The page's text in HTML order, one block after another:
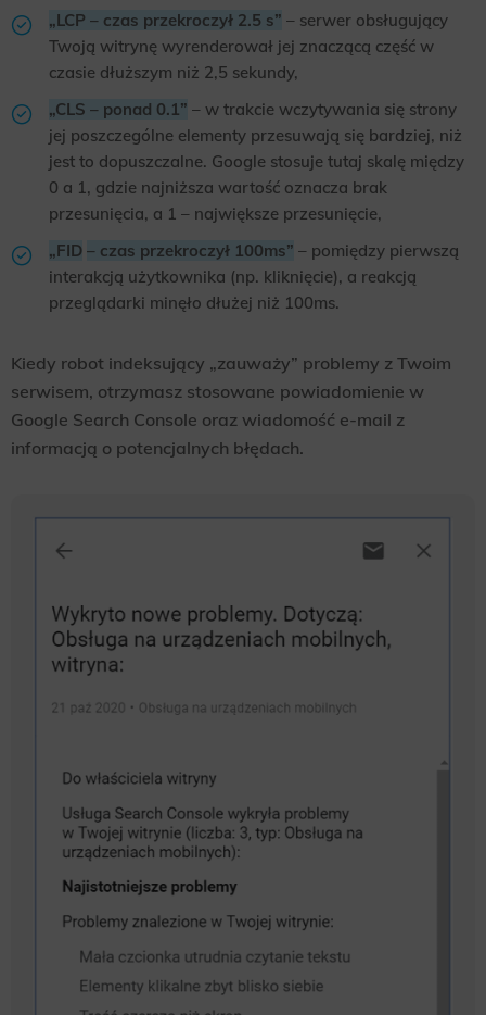
„LCP – czas przekroczył 2.5 s” – serwer obsługujący
Twoją witrynę wyrenderował jej znaczącą część w
czasie dłuższym niż 2,5 sekundy,
„CLS – ponad 0.1” – w trakcie wczytywania się strony
jej poszczególne elementy przesuwają się bardziej, niż
jest to dopuszczalne. Google stosuje tutaj skalę między
0 a 1, gdzie najniższa wartość oznacza brak
przesunięcia, a 1 – największe przesunięcie,
„FID – czas przekroczył 100ms” – pomiędzy pierwszą
interakcją użytkownika (np. kliknięcie), a reakcją
przeglądarki minęło dłużej niż 100ms.
Kiedy robot indeksujący „zauważy” problemy z Twoim
serwisem, otrzymasz stosowane powiadomienie w
Google Search Console oraz wiadomość e-mail z
informacją o potencjalnych błędach.